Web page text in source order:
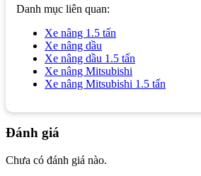
Danh mục liên quan:
Xe nâng 1.5 tấn
Xe nâng dầu
Xe nâng dầu 1.5 tấn
Xe nâng Mitsubishi
Xe nâng Mitsubishi 1.5 tấn
Đánh giá
Chưa có đánh giá nào.